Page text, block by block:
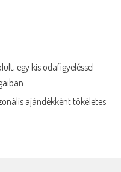
egy kis odafigyeléssel
ajándékként tökéletes